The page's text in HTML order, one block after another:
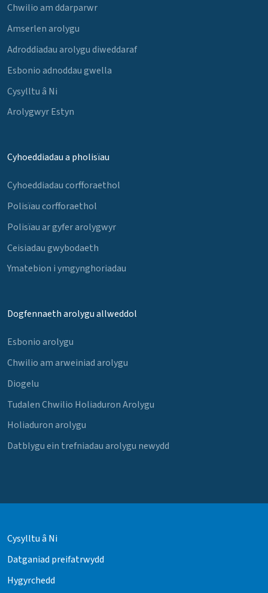
Chwilio am ddarparwr
Amserlen arolygu
Adroddiadau arolygu diweddaraf
Esbonio adnoddau gwella
Cysylltu â Ni
Arolygwyr Estyn
Cyhoeddiadau a pholisïau
Cyhoeddiadau corfforaethol
Polisïau corfforaethol
Polisïau ar gyfer arolygwyr
Ceisiadau gwybodaeth
Ymatebion i ymgynghoriadau
Dogfennaeth arolygu allweddol
Esbonio arolygu
Chwilio am arweiniad arolygu
Diogelu
Tudalen Chwilio Holiaduron Arolygu
Holiaduron arolygu
Datblygu ein trefniadau arolygu newydd
Cysylltu â Ni
Datganiad preifatrwydd
Hygyrchedd